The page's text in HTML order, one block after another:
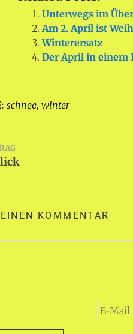
Unterwegs im
Am 2. April ist
Winterersatz
Der April in einem
schnee, winter
KOMMENTAR